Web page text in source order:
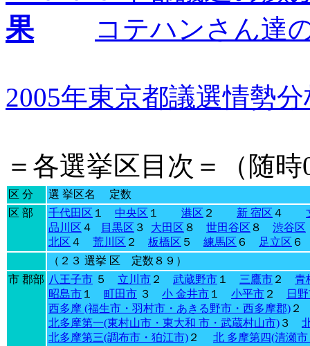
果
コテハンさん達
2005年東京都議選情勢
＝各選挙区目次＝（随
区 分
選 挙区名 定数
区 部
千代田区 １ 中央区 １ 港区 ２ 新 宿区 ４
品川区 ４ 目黒区 ３ 大田区 ８ 世田谷区 ８ 渋谷区
北区 ４ 荒川区 ２ 板橋区 ５ 練馬区 ６ 足立区
（２３ 選挙 区 定数８９）
市 郡部 八王子市 ５ 立川市 ２ 武蔵野市 １ 三鷹市 ２ 青
昭島市 １ 町田市 ３ 小 金井市 １ 小平市 ２
日
西多摩 (福生市・羽村市・あきる野市・西多摩郡)
北多摩第一(東村山市・東大和 市・武蔵村山市) ３
北多摩第三(調布市・狛江市) ２ 北 多摩第四(清瀬